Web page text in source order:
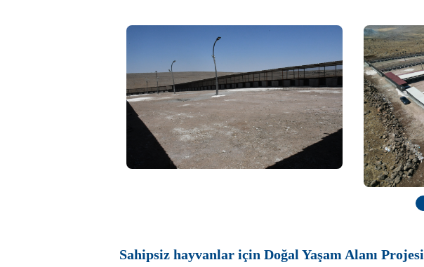
Previous
Sahipsiz hayvanlar için Doğal Yaşam Alanı Projesi